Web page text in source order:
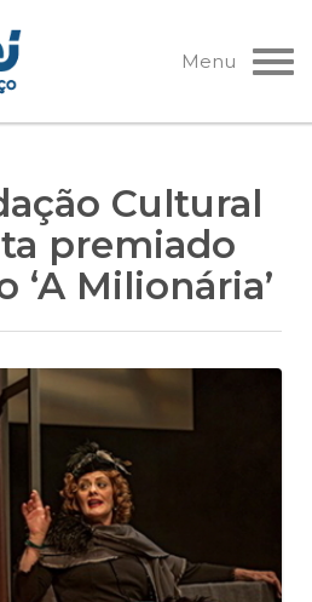
Menu
Cultural
premiado
‘A Milionária’